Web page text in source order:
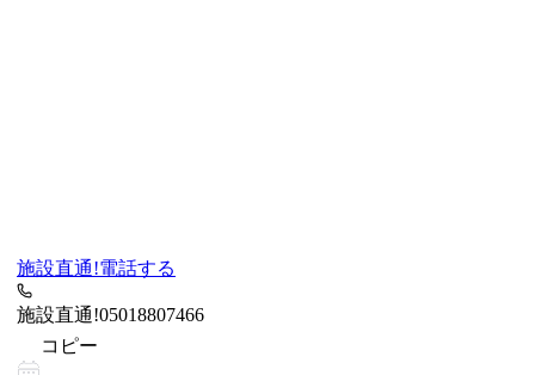
施設直通!電話する
施設直通!05018807466
コピー